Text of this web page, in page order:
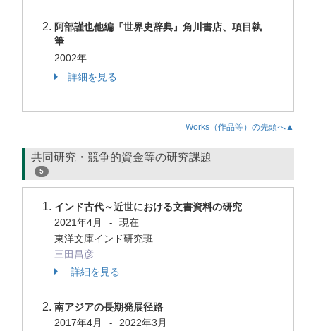
阿部謹也他編『世界史辞典』角川書店、項目執
筆
2002年
詳細を見る
Works（作品等）の先頭へ▲
共同研究・競争的資金等の研究課題
5
インド古代～近世における文書資料の研究
2021年4月
-
現在
東洋文庫インド研究班
三田昌彦
詳細を見る
南アジアの長期発展径路
2017年4月
-
2022年3月